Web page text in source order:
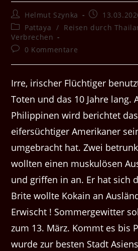
Beitrags-
Autor:
Helmut Szynka
Beitrag
veröffentlicht:
Beitrags-
Kategorie:
Pattaya / Reisen durch
Verbrechen
Beitrags-
0 Kommentare
Irre, irischer Flüchtiger
Toten und das 10 Jahre lang.
Philippinen wird berichtet
eifersüchtiger Amerikaner
umgebracht hat. Zwei
wollten einen muskulösen
und griffen in an. Er hat sich
Brite wollte Kokain an
Erwischt ! Sommergewitter
zum 13. März. Kommt es bis
wurde zur besten Stadt